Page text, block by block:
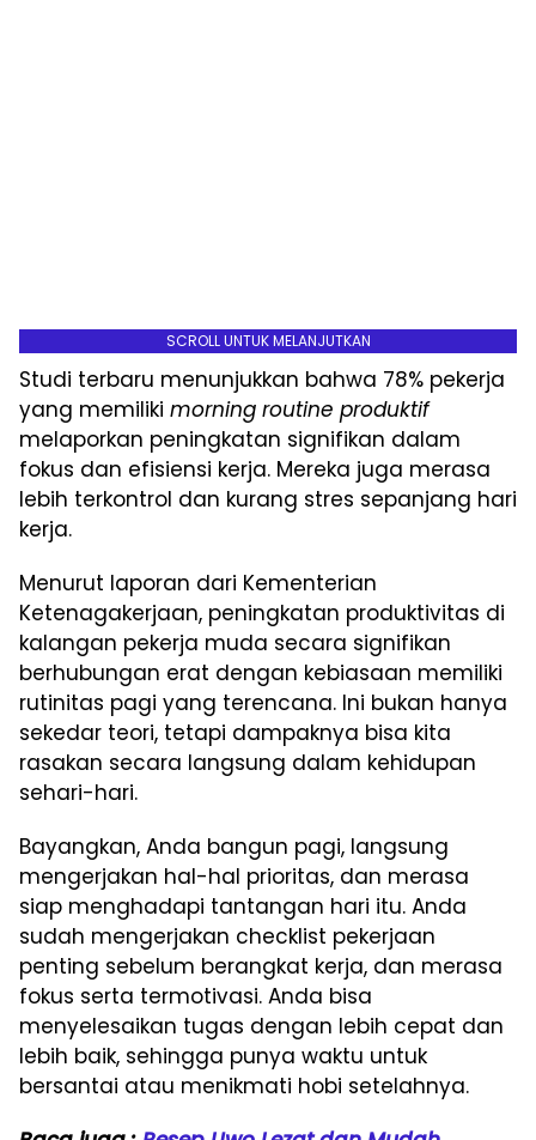
SCROLL UNTUK MELANJUTKAN
Studi terbaru menunjukkan bahwa 78% pekerja
yang memiliki morning routine produktif
melaporkan peningkatan signifikan dalam
fokus dan efisiensi kerja. Mereka juga merasa
lebih terkontrol dan kurang stres sepanjang hari
kerja.
Menurut laporan dari Kementerian
Ketenagakerjaan, peningkatan produktivitas di
kalangan pekerja muda secara signifikan
berhubungan erat dengan kebiasaan memiliki
rutinitas pagi yang terencana. Ini bukan hanya
sekedar teori, tetapi dampaknya bisa kita
rasakan secara langsung dalam kehidupan
sehari-hari.
Bayangkan, Anda bangun pagi, langsung
mengerjakan hal-hal prioritas, dan merasa
siap menghadapi tantangan hari itu. Anda
sudah mengerjakan checklist pekerjaan
penting sebelum berangkat kerja, dan merasa
fokus serta termotivasi. Anda bisa
menyelesaikan tugas dengan lebih cepat dan
lebih baik, sehingga punya waktu untuk
bersantai atau menikmati hobi setelahnya.